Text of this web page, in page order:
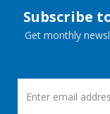
Subscribe
Get monthly